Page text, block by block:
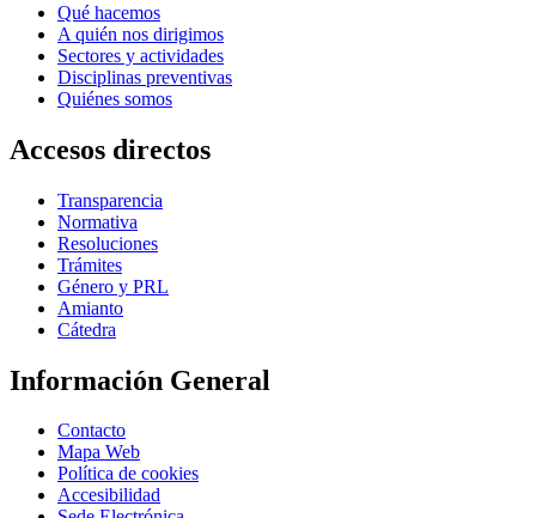
Qué hacemos
A quién nos dirigimos
Sectores y actividades
Disciplinas preventivas
Quiénes somos
Accesos directos
Transparencia
Normativa
Resoluciones
Trámites
Género y PRL
Amianto
Cátedra
Información General
Contacto
Mapa Web
Política de cookies
Accesibilidad